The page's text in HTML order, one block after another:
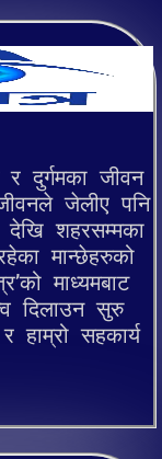
दुर्गमका जीवन
जेलीए पनि
देखि शहरसम्मका
मान्छेहरुको
माध्यमबाट
दिलाउन सुरु
हाम्रो सहकार्य